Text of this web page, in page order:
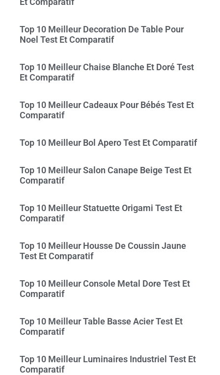
Top 10 Meilleur Decoration De Table Pour
Noel Test Et Comparatif
Top 10 Meilleur Chaise Blanche Et Doré Test
Et Comparatif
Top 10 Meilleur Cadeaux Pour Bébés Test Et
Comparatif
Top 10 Meilleur Bol Apero Test Et Comparatif
Top 10 Meilleur Salon Canape Beige Test Et
Comparatif
Top 10 Meilleur Statuette Origami Test Et
Comparatif
Top 10 Meilleur Housse De Coussin Jaune
Test Et Comparatif
Top 10 Meilleur Console Metal Dore Test Et
Comparatif
Top 10 Meilleur Table Basse Acier Test Et
Comparatif
Top 10 Meilleur Luminaires Industriel Test Et
Comparatif